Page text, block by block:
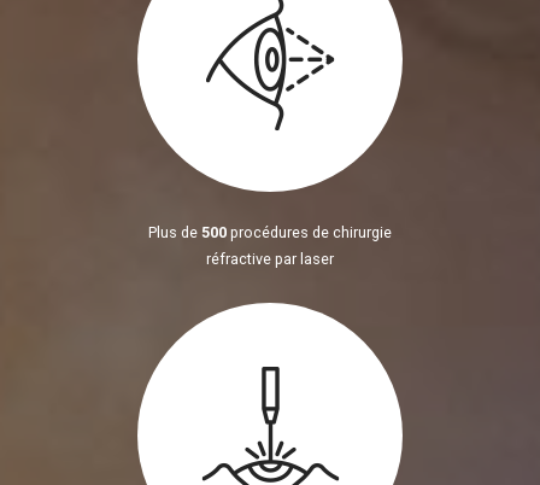
Plus de 500 procédures de chirurgie
réfractive par laser